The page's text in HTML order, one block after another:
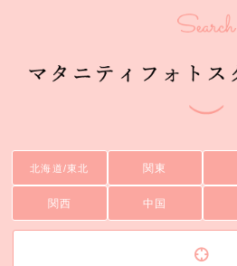
北海道/東北 関東
関西 中国